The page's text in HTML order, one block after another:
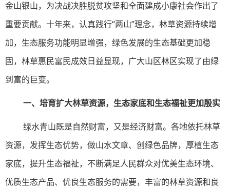
金山银山，为决战决胜脱贫攻坚和全面建成小康社会作出了
重要贡献。十年来，认真践行“两山”理念，林草资源持续增
加，生态服务功能明显增强，绿色发展的生态基础更加稳
固，林草惠民富民成效日益显现，广大山区林区实现了由绿
到富的巨变。
一、培育扩大林草资源，生态家底和生态福祉更加殷实
绿水青山既是自然财富，又是经济财富。各地依托林草
资源，发挥生态优势，做山水文章、创绿色品牌，厚植生态
家底，提升生态福祉，不断满足人民群众对优美生态环境、
优质生态产品、优良生态服务的需要，丰富的林草资源和良